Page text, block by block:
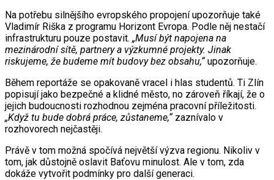
Na potřebu silnějšího evropského propojení upozorňuje také
Vladimír Riška z programu Horizont Evropa. Podle něj nestačí
infrastrukturu pouze postavit. „Musí být napojena na
mezinárodní sítě, partnery a výzkumné projekty. Jinak
riskujeme, že budeme mít budovy bez obsahu,“upozorňuje.
Během reportáže se opakovaně vracel i hlas studentů. Ti Zlín
popisují jako bezpečné a klidné město, no zároveň říkají, že o
jejich budoucnosti rozhodnou zejména pracovní příležitosti.
„Když tu bude dobrá práce, zůstaneme,“ zaznívalo v
rozhovorech nejčastěji.
Právě v tom možná spočívá největší výzva regionu. Nikoliv v
tom, jak důstojně oslavit Baťovu minulost. Ale v tom, zda
dokáže vytvořit podmínky pro další generaci.